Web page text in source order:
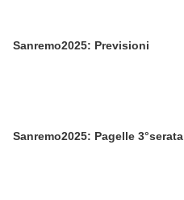
Sanremo2025: Previsioni
Sanremo2025: Pagelle 3°serata